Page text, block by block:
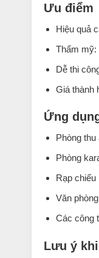
Ưu điểm
Hiệu quả
Thẩm mỹ:
Dễ thi
Giá thành
Ứng
Phòng
Phòng
Rạp chiếu
Văn
Các công
Lưu ý